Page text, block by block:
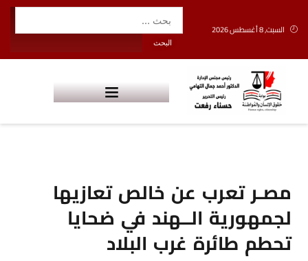
السبت, 8 أغسطس 2026
مصـر تعرب عن خالص تعازيها
لجمهورية الــهند في ضحايا
تحطم طائرة غرب البلاد